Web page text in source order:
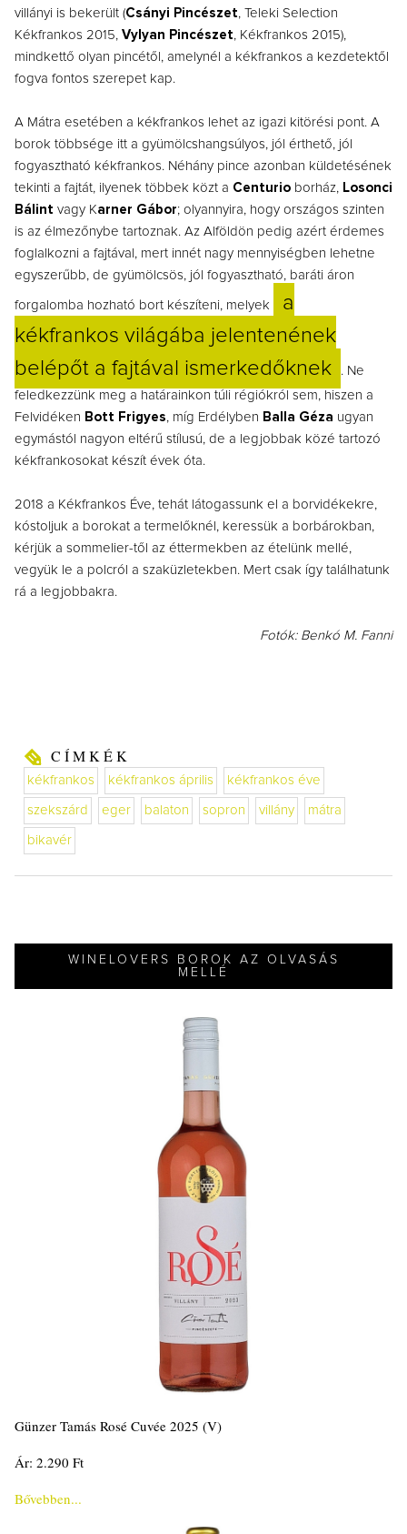
villányi is bekerült (Csányi Pincészet, Teleki Selection
Kékfrankos 2015, Vylyan Pincészet, Kékfrankos 2015),
mindkettő olyan pincétől, amelynél a kékfrankos a kezdetektől
fogva fontos szerepet kap.
A Mátra esetében a kékfrankos lehet az igazi kitörési pont. A
borok többsége itt a gyümölcshangsúlyos, jól érthető, jól
fogyasztható kékfrankos. Néhány pince azonban küldetésének
tekinti a fajtát, ilyenek többek közt a Centurio borház, Losonci
Bálint vagy Karner Gábor; olyannyira, hogy országos szinten
is az élmezőnybe tartoznak. Az Alföldön pedig azért érdemes
foglalkozni a fajtával, mert innét nagy mennyiségben lehetne
egyszerűbb, de gyümölcsös, jól fogyasztható, baráti áron
forgalomba hozható bort készíteni, melyek
a
kékfrankos világába jelentenének
belépőt a fajtával ismerkedőknek
. Ne
feledkezzünk meg a határainkon túli régiókról sem, hiszen a
Felvidéken Bott Frigyes, míg Erdélyben Balla Géza ugyan
egymástól nagyon eltérű stílusú, de a legjobbak közé tartozó
kékfrankosokat készít évek óta.
2018 a Kékfrankos Éve, tehát látogassunk el a borvidékekre,
kóstoljuk a borokat a termelőknél, keressük a borbárokban,
kérjük a sommelier-től az éttermekben az ételünk mellé,
vegyük le a polcról a szaküzletekben. Mert csak így találhatunk
rá a legjobbakra.
Fotók: Benkó M. Fanni
CÍMKÉK
kékfrankos kékfrankos április kékfrankos éve
szekszárd eger balaton sopron villány mátra
bikavér
WINELOVERS BOROK AZ OLVASÁS
MELLÉ
Günzer Tamás Rosé Cuvée 2025 (V)
Ár: 2.290 Ft
Bővebben...